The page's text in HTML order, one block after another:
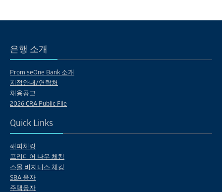
은행 소개
PromiseOne Bank 소개
지점안내/연락처
채용공고
2026 CRA Public File
Quick Links
해피체킹
프리미어 나우 체킹
스몰 비지니스 체킹
SBA 융자
주택융자